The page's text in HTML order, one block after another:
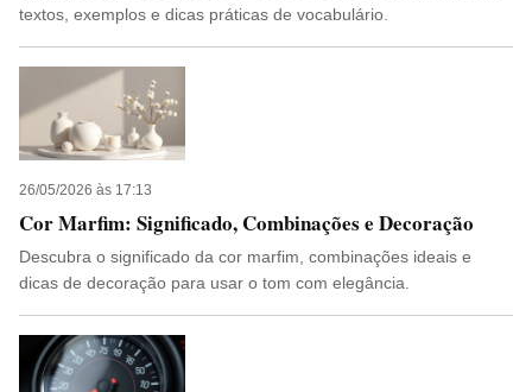
textos, exemplos e dicas práticas de vocabulário.
26/05/2026 às 17:13
Cor Marfim: Significado, Combinações e Decoração
Descubra o significado da cor marfim, combinações ideais e
dicas de decoração para usar o tom com elegância.